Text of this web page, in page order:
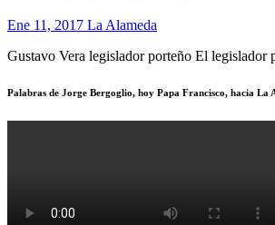
Ene 11, 2017 La Alameda
Gustavo Vera legislador porteño El
Palabras de Jorge Bergoglio, hoy Papa Francisco, hacia La